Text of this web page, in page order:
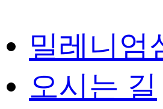
밀레니엄
오시는 길